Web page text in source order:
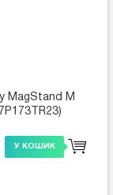
MagStand M
У КОШИК